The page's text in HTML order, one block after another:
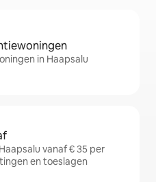
in Haapsalu
vanaf € 35 per
en toeslagen